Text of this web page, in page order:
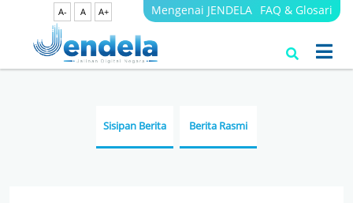
A- A A+ Mengenai JENDELA FAQ & Glosari
Berita
Sisipan Berita Berita Rasmi